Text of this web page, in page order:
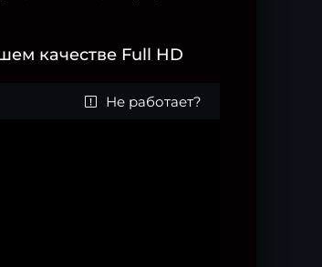
качестве Full HD
Не работает?